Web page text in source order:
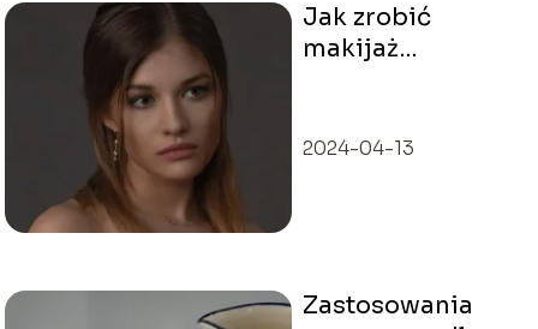
Jak zrobić
makijaż
czerwonej
2024-04-13
Zastosowania